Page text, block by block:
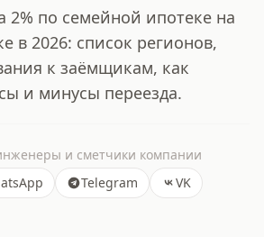
2% по семейной ипотеке на
в 2026: список регионов,
к заёмщикам, как
и минусы переезда.
и сметчики компании
Telegram
VK